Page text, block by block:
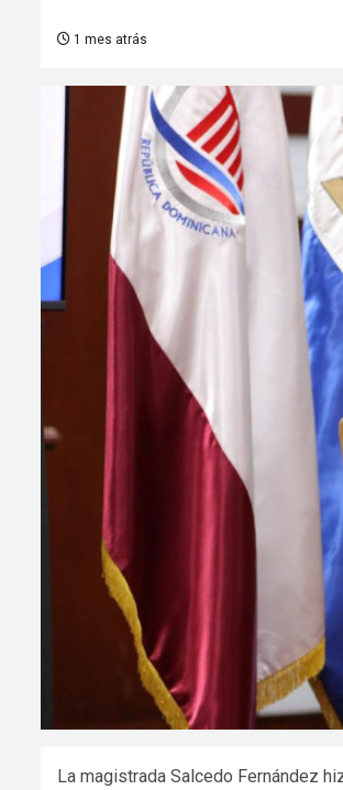
1 mes atrás
La magistrada Salcedo Fernández